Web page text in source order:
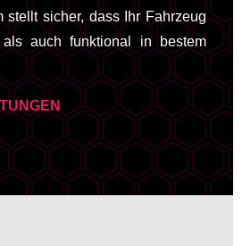
stellt sicher, dass Ihr Fahrzeug
auch funktional in bestem